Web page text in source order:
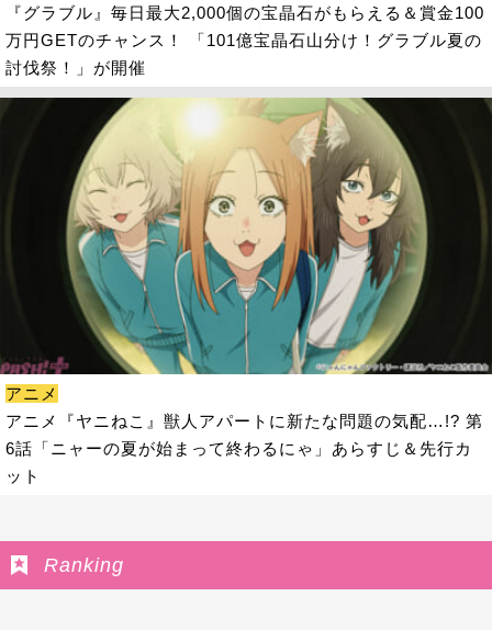
『グラブル』毎日最大2,000個の宝晶石がもらえる＆賞金100
万円GETのチャンス！ 「101億宝晶石山分け！グラブル夏の
討伐祭！」が開催
アニメ
アニメ『ヤニねこ』獣人アパートに新たな問題の気配…!? 第
6話「ニャーの夏が始まって終わるにゃ」あらすじ＆先行カ
ット
Ranking